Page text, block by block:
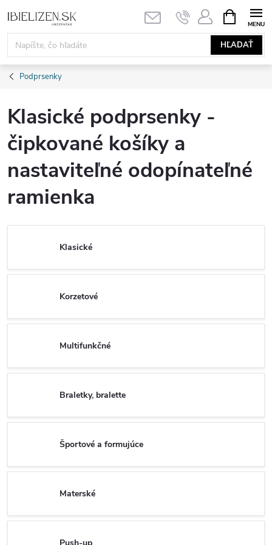
na
obsah
HĽADAŤ
KOŠÍK
Podprsenky
Klasické podprsenky -
čipkované košíky a
nastaviteľné odopínateľné
ramienka
Klasické
Korzetové
Multifunkčné
Braletky, bralette
Športové a formujúce
Materské
Push-up